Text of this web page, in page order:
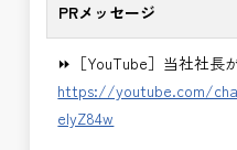
・電気工事監督支援業
・積算技術業務
・設計コンサルティ
修正など）
・河川巡視支援業務
PRメッセージ
⏩［YouTube］当社社長
https://youtube.com/
eIyZ84w